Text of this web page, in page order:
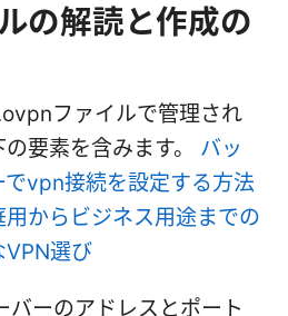
の解読と作成の
ファイルで管理され
要素を含みます。 バッ
vpn接続を設定する方法
からビジネス用途までの
VPN選び
ーのアドレスとポート